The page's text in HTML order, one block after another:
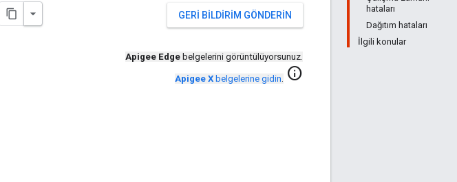
hataları
Dağıtım hataları
İlgili konular
GERI BILDIRIM GÖNDERIN
Apigee Edge belgelerini görüntülüyorsunuz.
Apigee X belgelerine gidin. info